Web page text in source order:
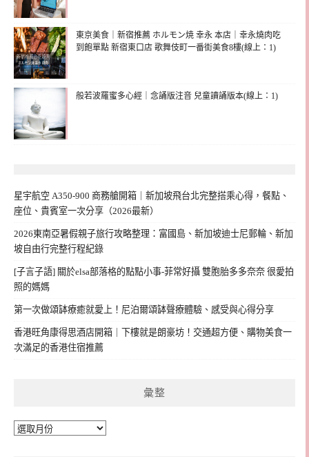
東京美食｜新宿推薦 ホルモン焼 幸永 本店｜幸永燒肉吃
到飽單點 新宿東口店 歌舞伎町一番街美食8樓(線上：1)
般若波羅蜜多心經｜念誦版注音 兒童讀誦版本(線上：1)
星宇航空 A350-900 商務艙開箱｜新加坡飛台北完整搭乘心得，餐點、
座位、貴賓室一次分享（2026最新）
2026東南亞暑假親子旅行攻略整理：富國島、新加坡迪士尼郵輪、新加
坡自由行完整行程紀錄
[子言子語] 關於elsa部落格的點點小事-菲常好攝 雙胞胎多多奈奈 很愛拍
照的媽媽
第一次做頌缽療癒就愛上！尼泊爾頌缽聲療體驗、感受與心得分享
香港旺角康得思酒店開箱｜下樓就是朗豪坊！交通超方便、購物美食一
次滿足的香港住宿推薦
彙整
彙